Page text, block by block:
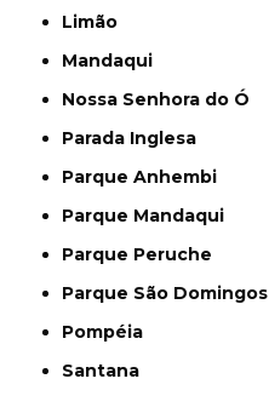
Limão
Mandaqui
Nossa Senhora do Ó
Parada Inglesa
Parque Anhembi
Parque Mandaqui
Parque Peruche
Parque São Domingos
Pompéia
Santana